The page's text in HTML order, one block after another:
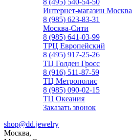
8 (495) 540-54-50
Интернет-магазин Москва
8 (985) 623-83-31
Москва-Сити
8 (985) 641-03-99
ТРЦ Европейский
8 (495) 917-25-26
ТЦ Голден Гросс
8 (916) 511-87-59
ТЦ Метрополис
8 (985) 090-02-15
ТЦ Океания
Заказать звонок
shop@dd.jewelry
Москва,